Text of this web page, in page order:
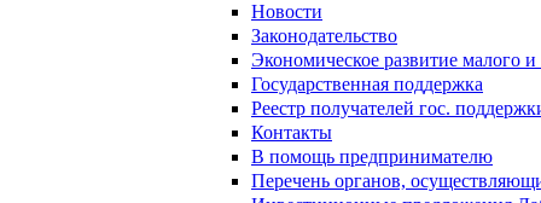
Новости
Законодательство
Экономическое развитие малого и
Государственная поддержка
Реестр получателей гос.
Контакты
В помощь предпринимателю
Перечень органов,